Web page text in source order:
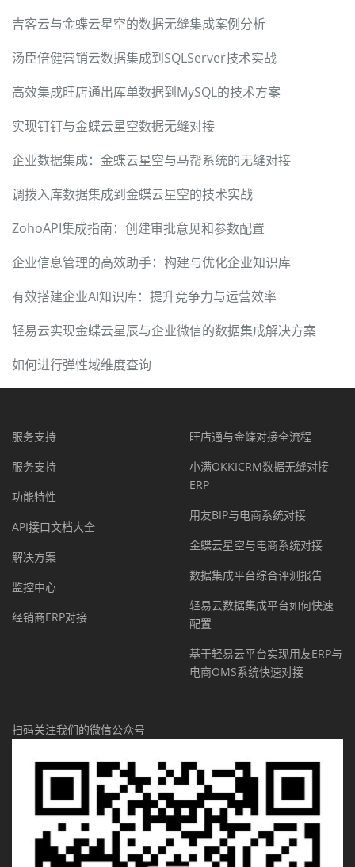
吉客云与金蝶云星空的数据无缝集成案例分析
汤臣倍健营销云数据集成到SQLServer技术实战
高效集成旺店通出库单数据到MySQL的技术方案
实现钉钉与金蝶云星空数据无缝对接
企业数据集成：金蝶云星空与马帮系统的无缝对接
调拨入库数据集成到金蝶云星空的技术实战
ZohoAPI集成指南：创建审批意见和参数配置
企业信息管理的高效助手：构建与优化企业知识库
有效搭建企业AI知识库：提升竞争力与运营效率
轻易云实现金蝶云星辰与企业微信的数据集成解决方案
如何进行弹性域维度查询
服务支持
服务支持
功能特性
API接口文档大全
解决方案
监控中心
经销商ERP对接
旺店通与金蝶对接全流程
小满OKKICRM数据无缝对接
ERP
用友BIP与电商系统对接
金蝶云星空与电商系统对接
数据集成平台综合评测报告
轻易云数据集成平台如何快速
配置
基于轻易云平台实现用友ERP与
电商OMS系统快速对接
扫码关注我们的微信公众号